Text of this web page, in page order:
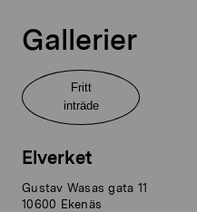
Gallerier
Fritt
inträde
Elverket
Gustav Wasas gata 11
10600 Ekenäs